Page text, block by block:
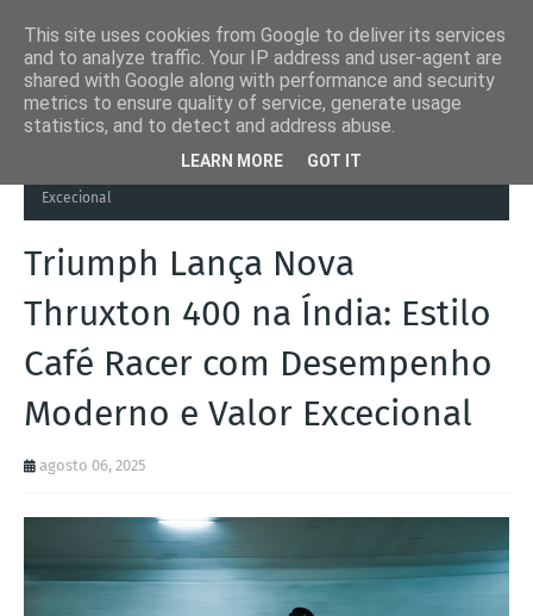
Autoads.pt
Triumph Lança Nova Thruxton 400 na
Excecional
Triumph Lança Nova
Thruxton 400 na Índia: Estilo
Café Racer com Desempenho
Moderno e Valor Excecional
agosto 06, 2025
This site uses cookies from Google to deliver its services
and to analyze traffic. Your IP address and user-agent are
shared with Google along with performance and security
metrics to ensure quality of service, generate usage
statistics, and to detect and address abuse.
LEARN MORE GOT IT